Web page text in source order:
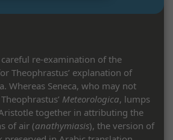
re-examination of the
Theophrastus’ explanation of
Whereas Seneca, who may not
Meteorologica, lumps
together in attributing the
of air (anathymiasis), the version of